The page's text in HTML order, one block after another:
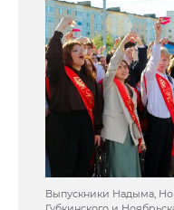
Выпускники Надыма,